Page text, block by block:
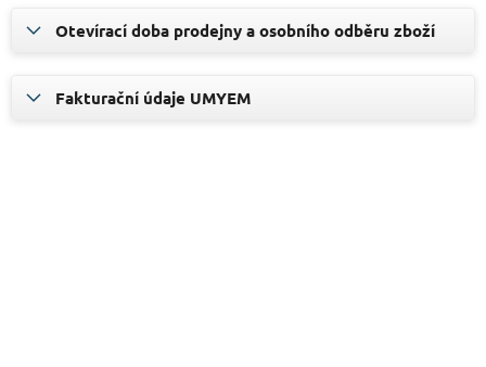
Otevírací doba prodejny a osobního odběru zboží
Fakturační údaje UMYEM